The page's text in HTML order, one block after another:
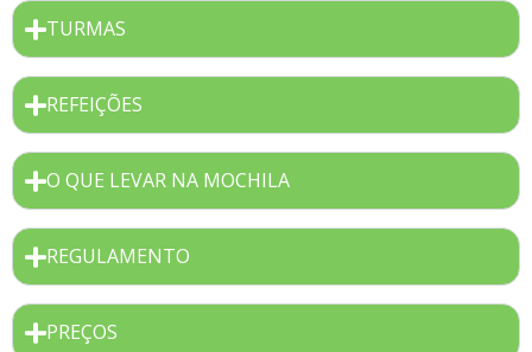
TURMAS
REFEIÇÕES
O QUE LEVAR NA MOCHILA
REGULAMENTO
PREÇOS